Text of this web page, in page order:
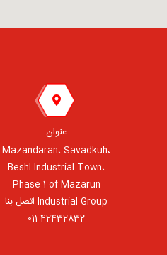
عنوان
Mazandaran، Savadkuh،
Beshl Industrial Town،
Phase 1 of Mazarun
Industrial Group اتصل بنا
42432832 011